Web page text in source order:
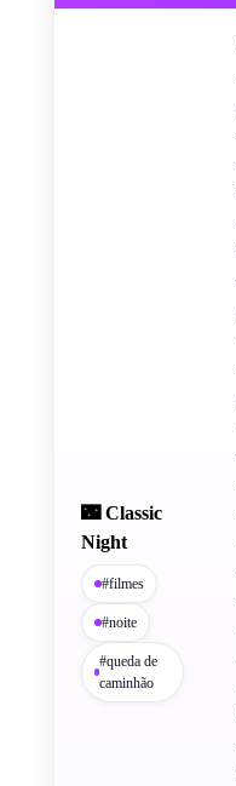
🌃 Classic
Night
#filmes
#noite
#queda de
caminhão